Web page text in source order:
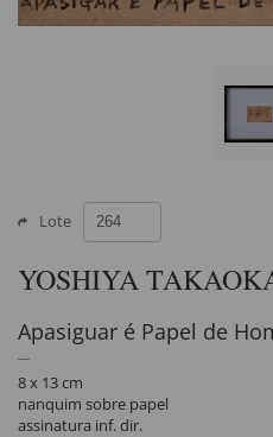
Lote
YOSHIYA
Apasiguar é Papel de
8 x 13 cm
nanquim sobre papel
assinatura inf. dir.